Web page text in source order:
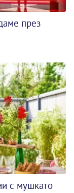
през
с мушкато